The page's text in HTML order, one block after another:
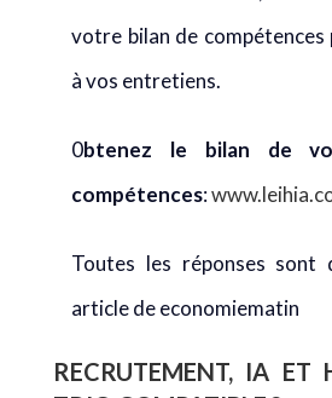
votre bilan de
à vos entretiens.
0btenez le bilan de
compétences:
Toutes les réponses sont
article de economiematin
RECRUTEMENT, IA